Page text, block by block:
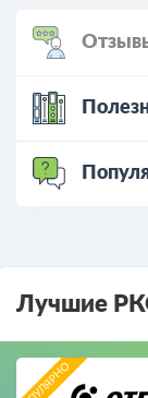
Лучшие